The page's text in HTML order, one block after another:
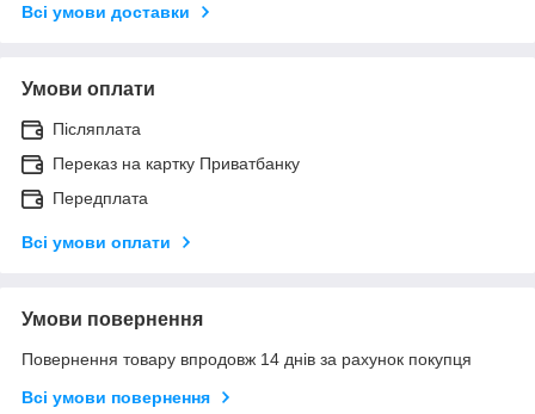
Всі умови доставки
Умови оплати
Післяплата
Переказ на картку Приватбанку
Передплата
Всі умови оплати
Умови повернення
Повернення товару впродовж 14 днів за рахунок покупця
Всі умови повернення